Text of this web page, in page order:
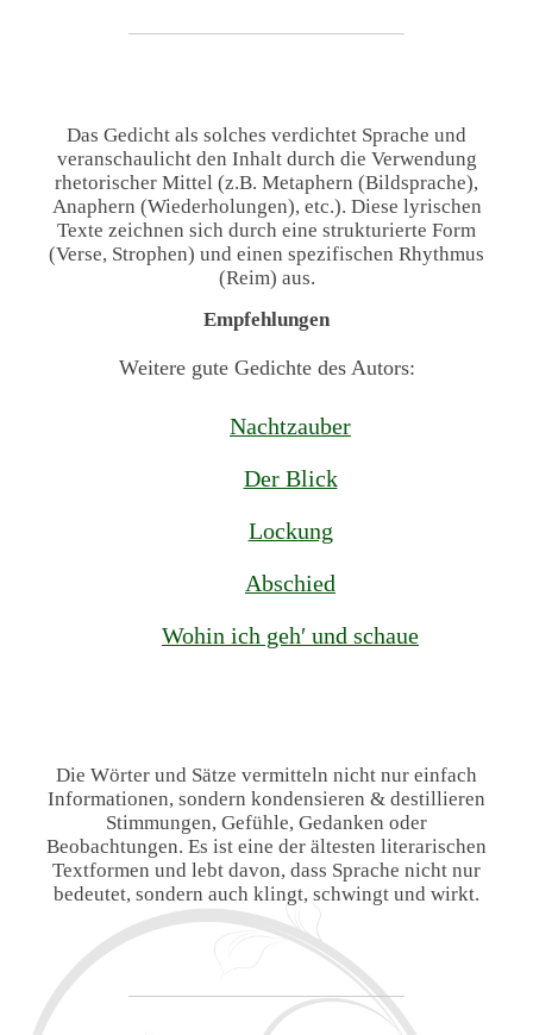
Das Gedicht als solches verdichtet Sprache und
veranschaulicht den Inhalt durch die Verwendung
rhetorischer Mittel (z.B. Metaphern (Bildsprache),
Anaphern (Wiederholungen), etc.). Diese lyrischen
Texte zeichnen sich durch eine strukturierte Form
(Verse, Strophen) und einen spezifischen Rhythmus
(Reim) aus.
Empfehlungen
Weitere gute Gedichte des Autors:
Nachtzauber
Der Blick
Lockung
Abschied
Wohin ich geh′ und schaue
Die Wörter und Sätze vermitteln nicht nur einfach
Informationen, sondern kondensieren & destillieren
Stimmungen, Gefühle, Gedanken oder
Beobachtungen. Es ist eine der ältesten literarischen
Textformen und lebt davon, dass Sprache nicht nur
bedeutet, sondern auch klingt, schwingt und wirkt.